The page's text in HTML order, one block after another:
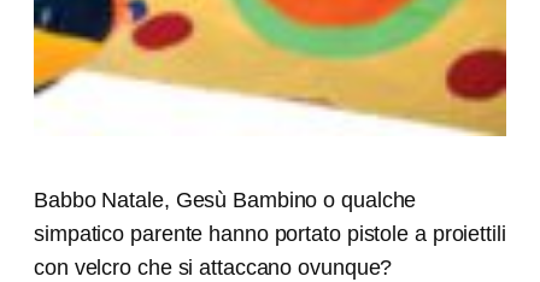
Babbo Natale, Gesù Bambino o qualche
simpatico parente hanno portato pistole a proiettili
con velcro che si attaccano ovunque?